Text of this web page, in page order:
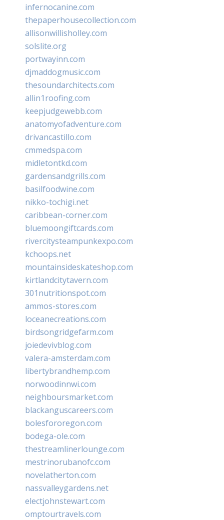
infernocanine.com
thepaperhousecollection.com
allisonwillisholley.com
solslite.org
portwayinn.com
djmaddogmusic.com
thesoundarchitects.com
allin1roofing.com
keepjudgewebb.com
anatomyofadventure.com
drivancastillo.com
cmmedspa.com
midletontkd.com
gardensandgrills.com
basilfoodwine.com
nikko-tochigi.net
caribbean-corner.com
bluemoongiftcards.com
rivercitysteampunkexpo.com
kchoops.net
mountainsideskateshop.com
kirtlandcitytavern.com
301nutritionspot.com
ammos-stores.com
loceanecreations.com
birdsongridgefarm.com
joiedevivblog.com
valera-amsterdam.com
libertybrandhemp.com
norwoodinnwi.com
neighboursmarket.com
blackanguscareers.com
bolesfororegon.com
bodega-ole.com
thestreamlinerlounge.com
mestrinorubanofc.com
novelatherton.com
nassvalleygardens.net
electjohnstewart.com
omptourtravels.com